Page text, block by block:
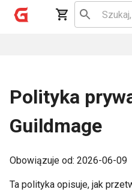
Polityka
Guildmage
Obowiązuje od: 2026-06-09
Ta polityka opisuje, jak